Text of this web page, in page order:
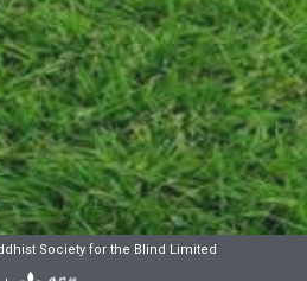
Society for the Blind Limited